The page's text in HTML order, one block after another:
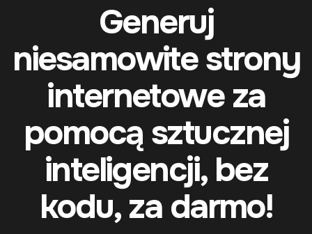
Generuj
niesamowite strony
internetowe za
pomocą sztucznej
inteligencji, bez
kodu, za darmo!